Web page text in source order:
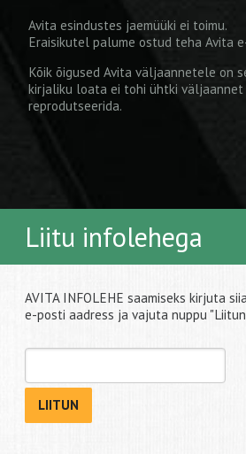
Avita esindustes jaemüüki ei toimu.
Eraisikutel palume ostud teha Avita
Kõik õigused Avita väljaannetele on
kirjaliku loata ei tohi ühtki väljaannet
reprodutseerida.
Liitu infolehega
AVITA INFOLEHE saamiseks kirjuta
e-posti aadress ja vajuta nuppu
LIITUN